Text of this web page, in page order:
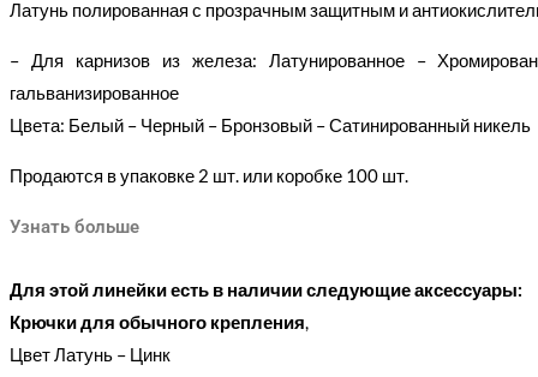
Латунь полированная с прозрачным защитным и
– Для карнизов из железа: Латунированное –
гальванизированное
Цвета: Белый – Черный – Бронзовый – Сатинированный никель
Продаются в упаковке 2 шт. или коробке 100 шт.
Узнать больше
Для этой линейки есть в наличии следующие аксессуары:
Крючки для обычного крепления,
Цвет Латунь – Цинк